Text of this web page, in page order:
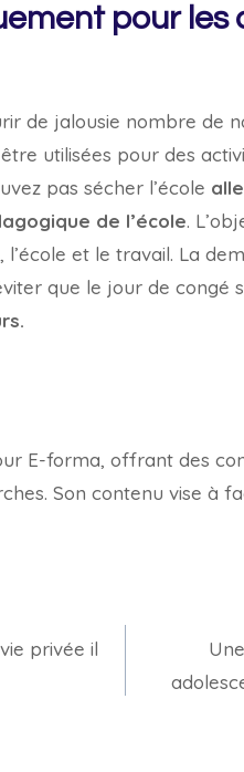
pour les
de jalousie nombre de
utilisées pour des
pas sécher l’école
de l’école.
et le travail. La
que le jour de congé
E-forma, offrant des
Son contenu vise à
privée il